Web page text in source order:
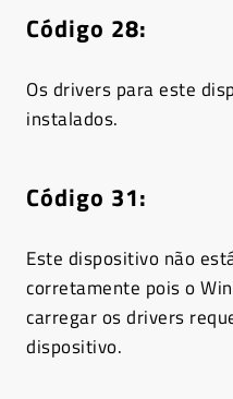
Código 28:
Os drivers para este
instalados.
Código 31:
Este dispositivo não
corretamente pois o
carregar os drivers
dispositivo.